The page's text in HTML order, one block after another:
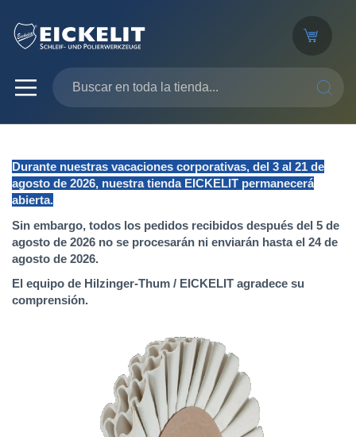
Durante nuestras vacaciones corporativas, del 3 al 21 de
agosto de 2026, nuestra tienda EICKELIT permanecerá
abierta.
Sin embargo, todos los pedidos recibidos después del 5 de
agosto de 2026 no se procesarán ni enviarán hasta el 24 de
agosto de 2026.
El equipo de Hilzinger-Thum / EICKELIT agradece su
comprensión.